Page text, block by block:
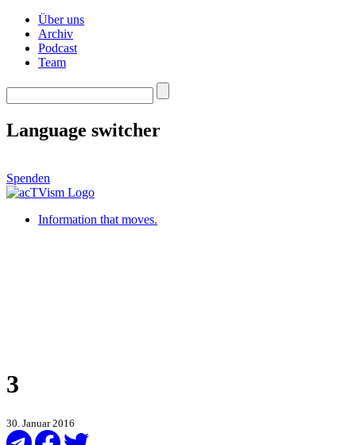
Über uns
Archiv
Podcast
Team
Language switcher
Spenden
Information that moves.
3
30. Januar 2016